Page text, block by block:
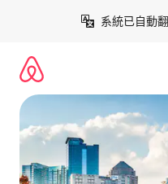
系統已自動